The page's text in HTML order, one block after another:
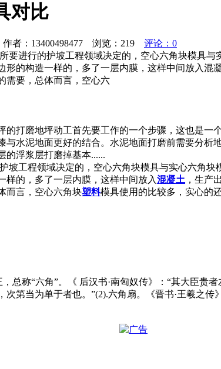
对比
者：13400498477 浏览： 219
评论：0
要进行的护坡工程领域决定的，空心六角块模具
的构造一样的，多了一层内膜，这样中间放入混
需要，总体而言，空心六
打磨地坪动工首先要工作的一个步骤，这也是
水泥地面更好的结合。水泥地面打磨前需要分
的浮浆层打磨掉基本......
坡工程领域决定的，空心六角块模具与实心六角
样的，多了一层内膜，这样中间放入混凝土 ，生产
而言，空心六角块塑料模具使用的比较多，实心的
总称“六角”。《 后汉书·南匈奴传》：“其大臣贵
第当为单于者也。”(2).六角扇。《晋书·王羲之